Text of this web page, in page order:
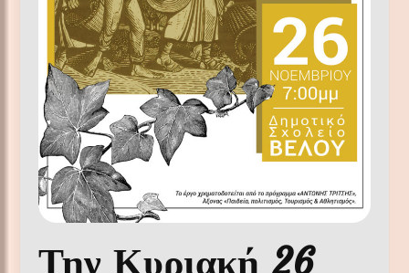
Την Κυριακή 26